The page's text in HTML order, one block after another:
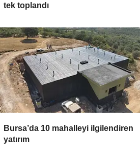
tek toplandı
Bursa’da 10 mahalleyi ilgilendiren
yatırım